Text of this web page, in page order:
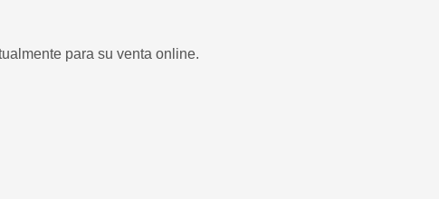
para su venta online.